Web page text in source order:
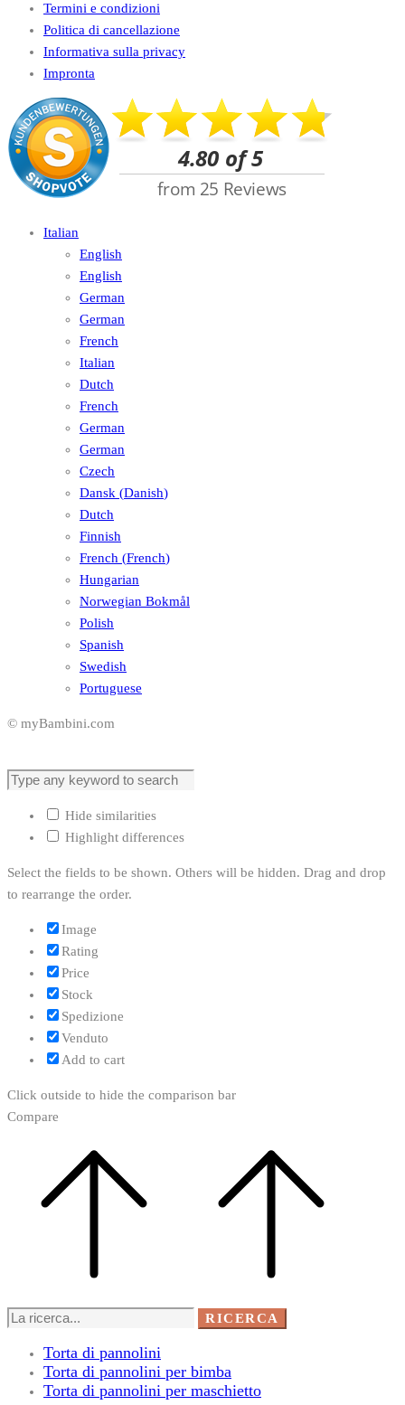
Termini e condizioni
Politica di cancellazione
Informativa sulla privacy
Impronta
Italian
English
English
German
German
French
Italian
Dutch
French
German
German
Czech
Dansk (Danish)
Dutch
Finnish
French (French)
Hungarian
Norwegian Bokmål
Polish
Spanish
Swedish
Portuguese
© myBambini.com
Hide similarities
Highlight differences
Select the fields to be shown. Others will be hidden. Drag and drop
to rearrange the order.
Image
Rating
Price
Stock
Spedizione
Venduto
Add to cart
Click outside to hide the comparison bar
Compare
Ricerca
RICERCA
Torta di pannolini
Torta di pannolini per bimba
Torta di pannolini per maschietto